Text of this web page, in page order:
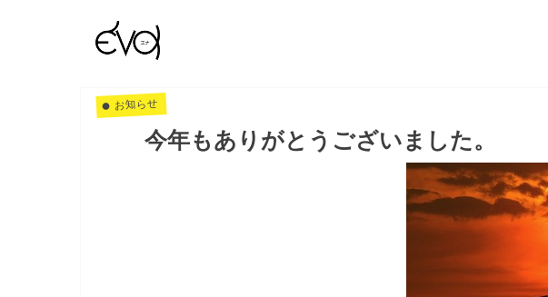
お知らせ
今年もありがとうございました。